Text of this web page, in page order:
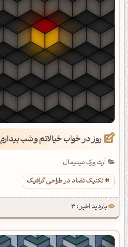
روز در خواب خیالاتم و شب بیدارم
آرت ورک مینیمال
تکنیک تضاد در طراحی گرافیک
بازدید اخیر : 3